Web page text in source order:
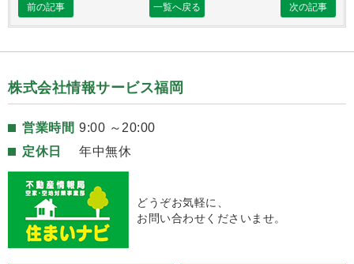
前の記事 一覧へ戻る 次の記事
株式会社情報サービス福岡
営業時間 9:00 ～20:00
定休日
年中無休
どうぞお気軽に、
お問い合わせくださいませ。